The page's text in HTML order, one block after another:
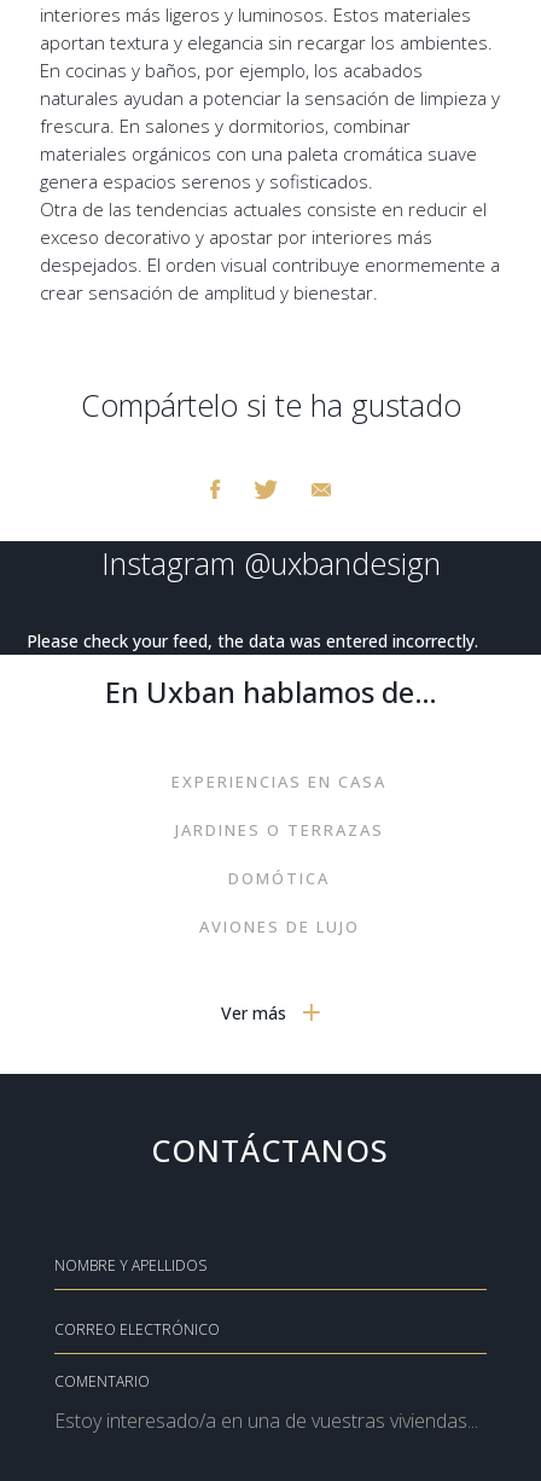
interiores más ligeros y luminosos. Estos materiales
aportan textura y elegancia sin recargar los ambientes.
En cocinas y baños, por ejemplo, los acabados
naturales ayudan a potenciar la sensación de limpieza y
frescura. En salones y dormitorios, combinar
materiales orgánicos con una paleta cromática suave
genera espacios serenos y sofisticados.
Otra de las tendencias actuales consiste en reducir el
exceso decorativo y apostar por interiores más
despejados. El orden visual contribuye enormemente a
crear sensación de amplitud y bienestar.
Compártelo si te ha gustado
Instagram @uxbandesign
Please check your feed, the data was entered incorrectly.
En Uxban hablamos de…
EXPERIENCIAS EN CASA
JARDINES O TERRAZAS
DOMÓTICA
AVIONES DE LUJO
GASTRONOMÍA
MOBILIARIO MODERNO
VIAJES
GOURMET
NOTICIAS
Ver más
CONTÁCTANOS
COMENTARIO